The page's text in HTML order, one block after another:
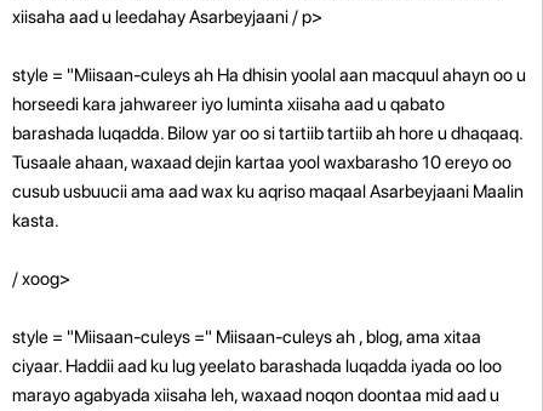
xiisaha aad u leedahay Asarbeyjaani / p>
style = "Miisaan-culeys ah Ha dhisin yoolal aan macquul ahayn oo u
horseedi kara jahwareer iyo luminta xiisaha aad u qabato
barashada luqadda. Bilow yar oo si tartiib tartiib ah hore u dhaqaaq.
Tusaale ahaan, waxaad dejin kartaa yool waxbarasho 10 ereyo oo
cusub usbuucii ama aad wax ku aqriso maqaal Asarbeyjaani Maalin
kasta.
/ xoog>
style = "Miisaan-culeys =" Miisaan-culeys ah , blog, ama xitaa
ciyaar. Haddii aad ku lug yeelato barashada luqadda iyada oo loo
marayo agabyada xiisaha leh, waxaad noqon doontaa mid aad u